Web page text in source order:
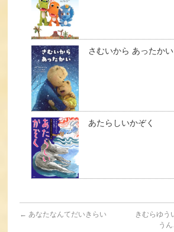
さむいから あったかい
あたらしいかぞく
← あなたなんてだいきらい
きむらゆ
う